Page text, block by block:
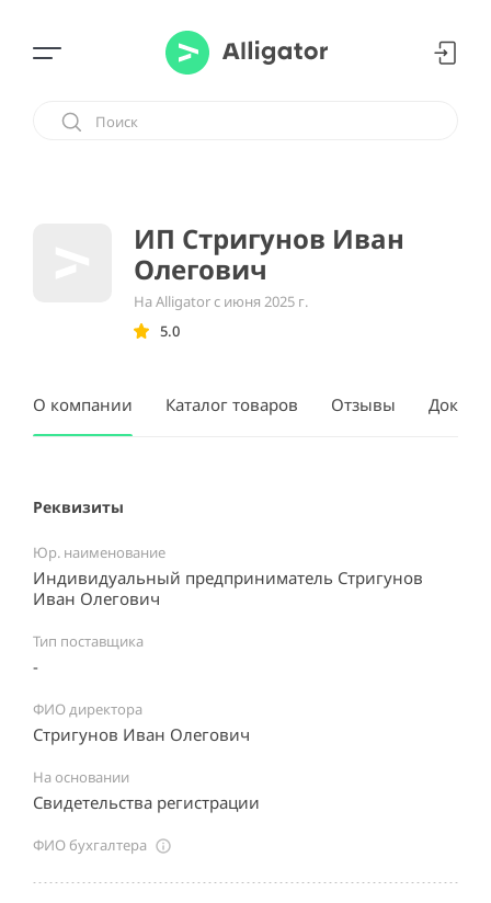
ИП Стригунов Иван
Олегович
На Alligator с июня 2025 г.
5.0
О компании Каталог товаров Отзывы
Реквизиты
Юр. наименование
Индивидуальный предприниматель Стригунов
Иван Олегович
Тип поставщика
-
ФИО директора
Стригунов Иван Олегович
На основании
Свидетельства регистрации
ФИО бухгалтера